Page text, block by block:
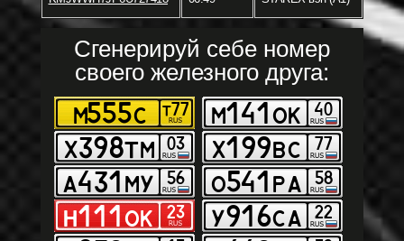
Сгенерируй себе номер
своего железного друга: